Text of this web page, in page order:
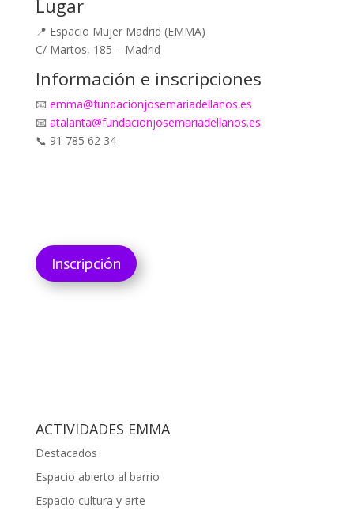
Lugar
📍 Espacio Mujer Madrid (EMMA)
C/ Martos, 185 – Madrid
Información e inscripciones
📧 emma@fundacionjosemariadellanos.es
📧 atalanta@fundacionjosemariadellanos.es
📞 91 785 62 34
Inscripción
ACTIVIDADES EMMA
Destacados
Espacio abierto al barrio
Espacio cultura y arte